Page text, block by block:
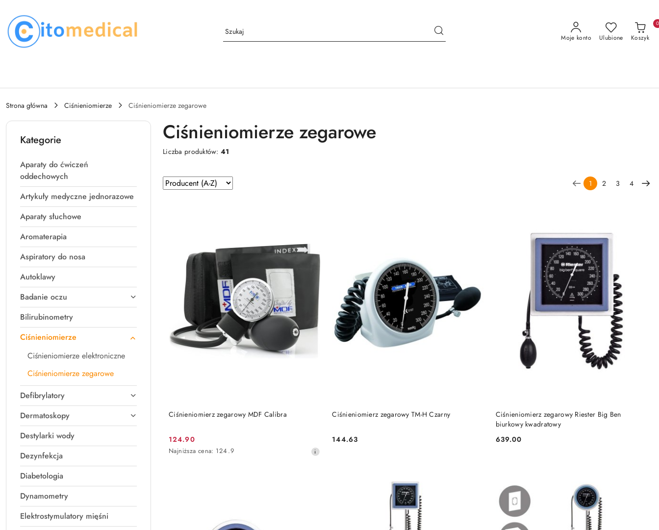
Moje konto Ulubione Koszyk
0
Strona główna Ciśnieniomierze Ciśnieniomierze zegarowe
Kategorie
Aparaty do ćwiczeń
oddechowych
Artykuły medyczne jednorazowe
Aparaty słuchowe
Aromaterapia
Aspiratory do nosa
Autoklawy
Badanie oczu
Bilirubinometry
Ciśnieniomierze
Ciśnieniomierze elektroniczne
Ciśnieniomierze zegarowe
Defibrylatory
Dermatoskopy
Destylarki wody
Dezynfekcja
Diabetologia
Dynamometry
Elektrostymulatory mięśni
Ciśnieniomierze zegarowe
Liczba produktów:41
Zastosowano
sortowanie:
Sortuj
według
1 2 3 4
Ciśnieniomierz zegarowy MDF Calibra
Cena
promocyjna:
124.90
Najniższa
Najniższa cena: 124.9
DO KOSZYKA Ciśnieniomierz zegarowy TM-H Czarny
Cena:
144.63
DO KOSZYKA
Ciśnieniomierz zegarowy Riester Big Ben
biurkowy kwadratowy
Cena:
639.00
DO KOSZYKA